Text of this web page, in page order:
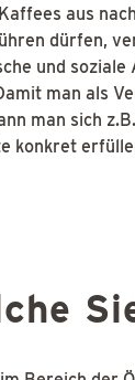
aus
dürfen,
und
man als
man sich
konkret